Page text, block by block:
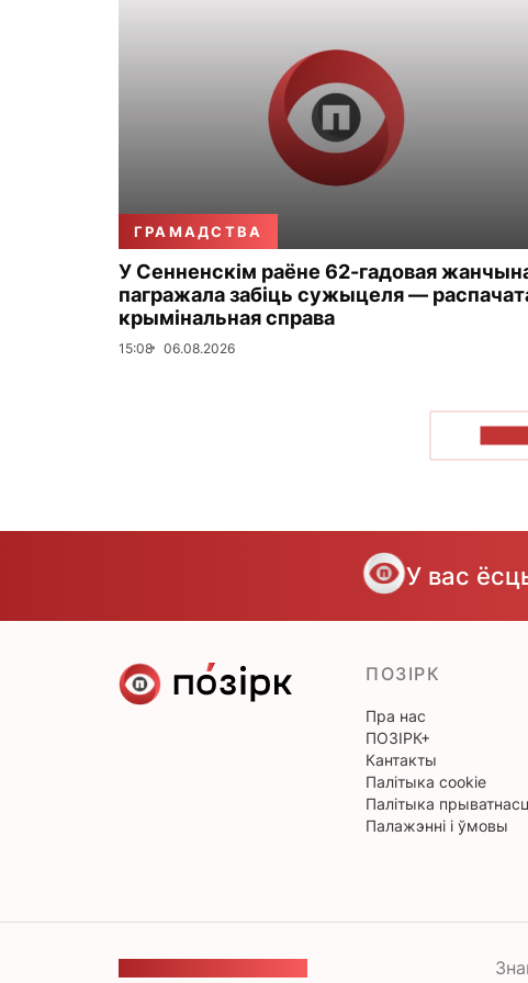
ГРАМАДСТВА
У Сенненскім раёне 62-гадовая
пагражала забіць сужыцеля —
крымінальная справа
15:08 06.08.2026
У вас
ПОЗІРК
Пра нас
ПОЗІРК+
Кантакты
Палітыка cookie
Палітыка
Палажэнні і ўмовы